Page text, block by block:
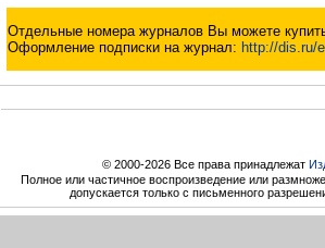
Отдельные номера журналов Вы можете
Оформление подписки на журнал: http://dis.ru/
© 2000-2026 Все права принадлежат
Полное или частичное воспроизведение или
допускается только с письменного